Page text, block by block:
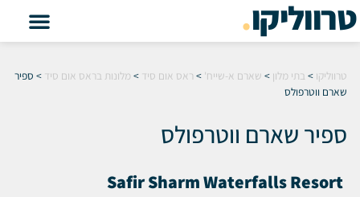
טרווליקו.
טרווליקו > בתי מלון > שארם א-שייח' > ראס אום סיד > מלונות בראס אום סיד > ספיר
שארם ווטרפולס
ספיר שארם ווטרפולס
Safir Sharm Waterfalls Resort